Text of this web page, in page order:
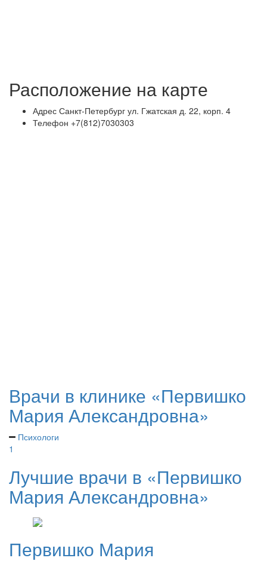
Расположение на карте
Адрес Санкт-Петербург ул. Гжатская д. 22, корп. 4
Телефон +7(812)7030303
Врачи в клинике «Первишко
Мария Александровна»
Психологи
1
Лучшие врачи в «Первишко
Мария Александровна»
Первишко Мария